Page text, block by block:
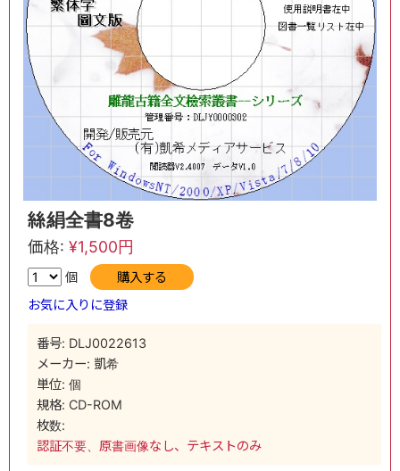
絲絹全書8卷
価格: ¥1,500円
個
購入する
お気に入りに登録
番号: DLJ0022613
メーカー: 凱希
単位: 個
規格: CD-ROM
枚数:
認証不要、原書画像なし、テキストのみ